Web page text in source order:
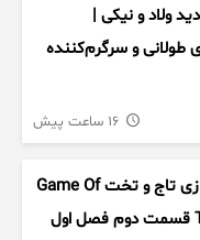
ولاد و نیکی |
طولانی و سرگرم‌کننده
سریال بازی تاج و تخت Game Of
Thrones قسمت دوم فصل اول